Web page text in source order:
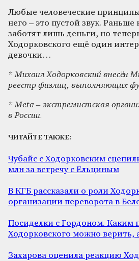
Любые человеческие
него – это пустой звук. Раньше
заботят лишь деньги, но
Ходорковского ещё один
девочки…
* Михаил Ходорковский внесён
реестр физлиц, выполняющих
* Meta – экстремистская
в России.
ЧИТАЙТЕ ТАКЖЕ:
Чубайс с Ходорковским
млн за встречу с Ельциным
В КГБ рассказали о роли
организации переворота в
Посиделки с Гордоном. Каким
Ходорковского можно верить,
Захарова оценила реакцию